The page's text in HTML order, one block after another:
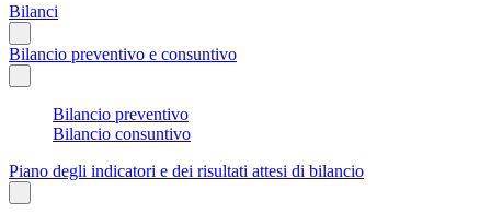
Bilanci
Bilancio preventivo e consuntivo
Bilancio preventivo
Bilancio consuntivo
Piano degli indicatori e dei risultati attesi di bilancio